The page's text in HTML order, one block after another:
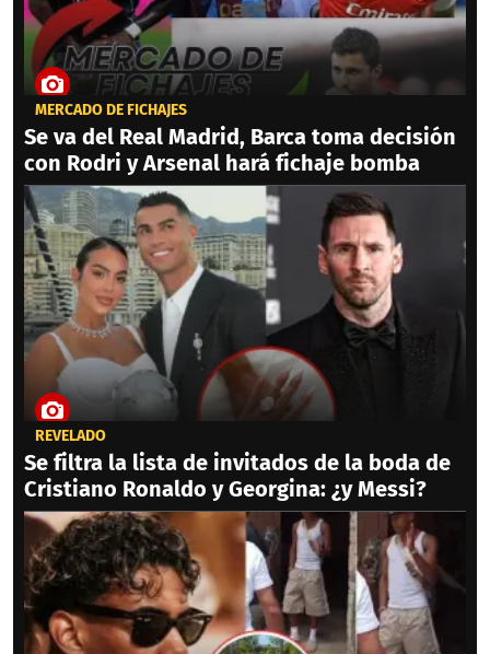
MERCADO DE FICHAJES
Se va del Real Madrid, Barca toma decisión
con Rodri y Arsenal hará fichaje bomba
REVELADO
Se filtra la lista de invitados de la boda de
Cristiano Ronaldo y Georgina: ¿y Messi?